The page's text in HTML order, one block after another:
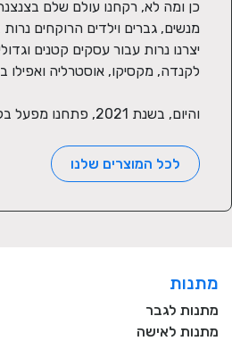
והיום, בשנת 2021, פתחנו מפעל בלה ישראל ועד עצם היום הזה, מייצרים לכם נרות, 100% כחול לבן
לכל המוצרים שלנו
מתנות
מתנות לגבר
מתנות לאישה